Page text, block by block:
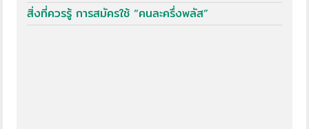
สิ่งที่ควรรู้ การสมัครใช้ “คนละครึ่งพลัส”